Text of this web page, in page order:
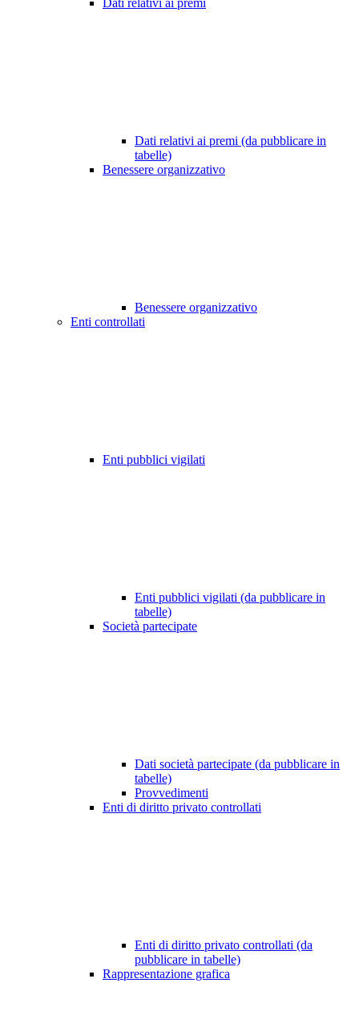
Dati relativi ai premi
Dati relativi ai premi (da pubblicare in
tabelle)
Benessere organizzativo
Benessere organizzativo
Enti controllati
Enti pubblici vigilati
Enti pubblici vigilati (da pubblicare in
tabelle)
Società partecipate
Dati società partecipate (da pubblicare in
tabelle)
Provvedimenti
Enti di diritto privato controllati
Enti di diritto privato controllati (da
pubblicare in tabelle)
Rappresentazione grafica